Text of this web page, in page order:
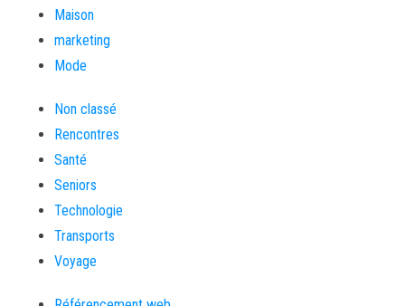
Maison
marketing
Mode
Non classé
Rencontres
Santé
Seniors
Technologie
Transports
Voyage